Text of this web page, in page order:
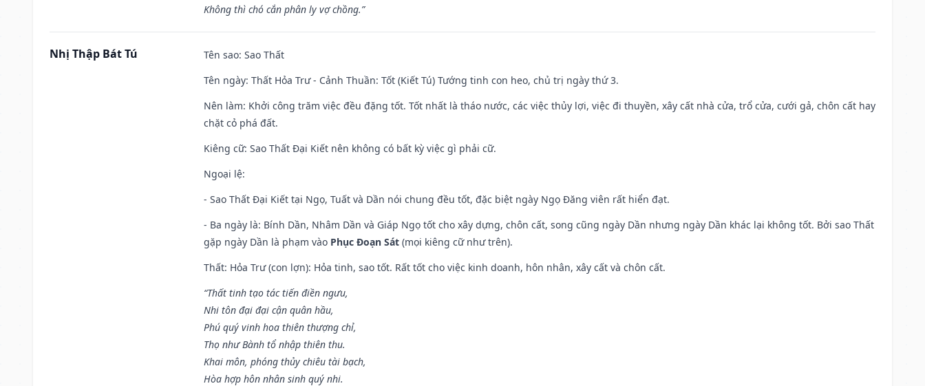
Không thì chó cắn phân ly vợ chồng.”
Nhị Thập Bát Tú Tên sao: Sao Thất
Tên ngày: Thất Hỏa Trư - Cảnh Thuần: Tốt (Kiết Tú) Tướng tinh con heo, chủ trị ngày thứ 3.
Nên làm: Khởi công trăm việc đều đặng tốt. Tốt nhất là tháo nước, các việc thủy lợi, việc đi thuyền, xây cất nhà cửa, trổ cửa, cưới gả, chôn cất hay
chặt cỏ phá đất.
Kiêng cữ: Sao Thất Đại Kiết nên không có bất kỳ việc gì phải cữ.
Ngoại lệ:
- Sao Thất Đại Kiết tại Ngọ, Tuất và Dần nói chung đều tốt, đặc biệt ngày Ngọ Đăng viên rất hiển đạt.
- Ba ngày là: Bính Dần, Nhâm Dần và Giáp Ngọ tốt cho xây dựng, chôn cất, song cũng ngày Dần nhưng ngày Dần khác lại không tốt. Bởi sao Thất
gặp ngày Dần là phạm vào Phục Đoạn Sát (mọi kiêng cữ như trên).
Thất: Hỏa Trư (con lợn): Hỏa tinh, sao tốt. Rất tốt cho việc kinh doanh, hôn nhân, xây cất và chôn cất.
“Thất tinh tạo tác tiến điền ngưu,
Nhi tôn đại đại cận quân hầu,
Phú quý vinh hoa thiên thượng chỉ,
Thọ như Bành tổ nhập thiên thu.
Khai môn, phóng thủy chiêu tài bạch,
Hòa hợp hôn nhân sinh quý nhi.